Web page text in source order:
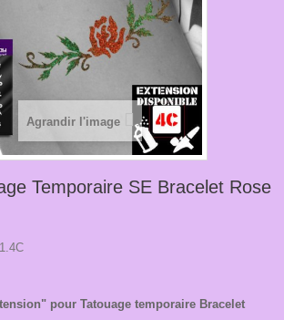
Agrandir l'image
Temporaire SE Bracelet Rose
pour Tatouage temporaire Bracelet